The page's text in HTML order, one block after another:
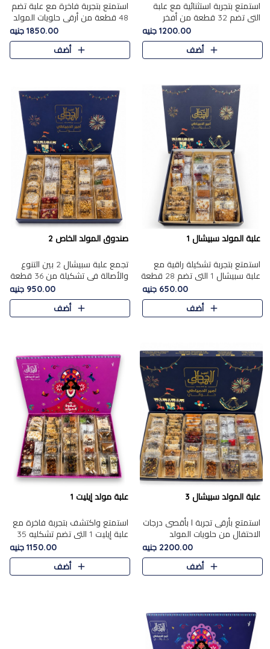
استمتع بتجربة استثنائية مع علبة
التي تضم 32 قطعة من أفخر
حلويات المولد الشرقية، في تشكيلة
تجمع بين الأصالة والاختيارات
الفاخرة. تحتوي العلبة..
1200.00 جنيه
أضف
استمتع بتجربة فاخرة مع علبة تضم
48 قطعة من أرقى حلويات المولد
الشرقية، في تشكيلة تجمع بين
الأصناف التقليدية الفاخرة والاختيارات
1850.00 جنيه
أضف
علبة المولد سبيشال 1
استمتع بتجربة تشكيلة راقية مع
علبة سبيشال 1 التي تضم 28 قطعة
من تشكيلة مختارة بعناية من أفخر
حلويات المولد المصرية الأصلية
الشرقية. تحتوي ال..
650.00 جنيه
أضف
صندوق المولد الخاص 2
تجمع علبة سبيشال 2 بين التنوع
والأصالة في تشكيلة من 36 قطعة
تضم أشهر حلويات المولد الشرقية.
تحتوي العلبة على الجزرية بالفول،
والجزرية بالبن..
950.00 جنيه
أضف
علبة المولد سبيشال 3
استمتع بأرقى تجربة ا بأقصى درجات
الاحتفال من حلويات المولد
المصريه الأصيلة مع هذه الفخامة
مع علبة سبيشال 3 التي تضم 56
قطعة من تشكيلة استثن..
2200.00 جنيه
أضف
علبة مولد إيليت 1
استمتع واكتشف بتجربة فاخرة مع
علبة إيليت 1 التي تضم تشكليه 35
قطعة من أرقى حلويات المولد
المصري الأصيلة ,معروضة بشكل
جميل في علبة أنيقة ، في..
1150.00 جنيه
أضف